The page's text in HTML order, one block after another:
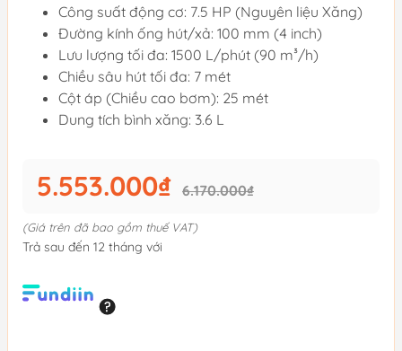
Công suất động cơ: 7.5 HP (Nguyên liệu Xăng)
Đường kính ống hút/xả: 100 mm (4 inch)
Lưu lượng tối đa: 1500 L/phút (90 m³/h)
Chiều sâu hút tối đa: 7 mét
Cột áp (Chiều cao bơm): 25 mét
Dung tích bình xăng: 3.6 L
5.553.000₫ 6.170.000₫
(Giá trên đã bao gồm thuế VAT)
Trả sau đến 12 tháng với